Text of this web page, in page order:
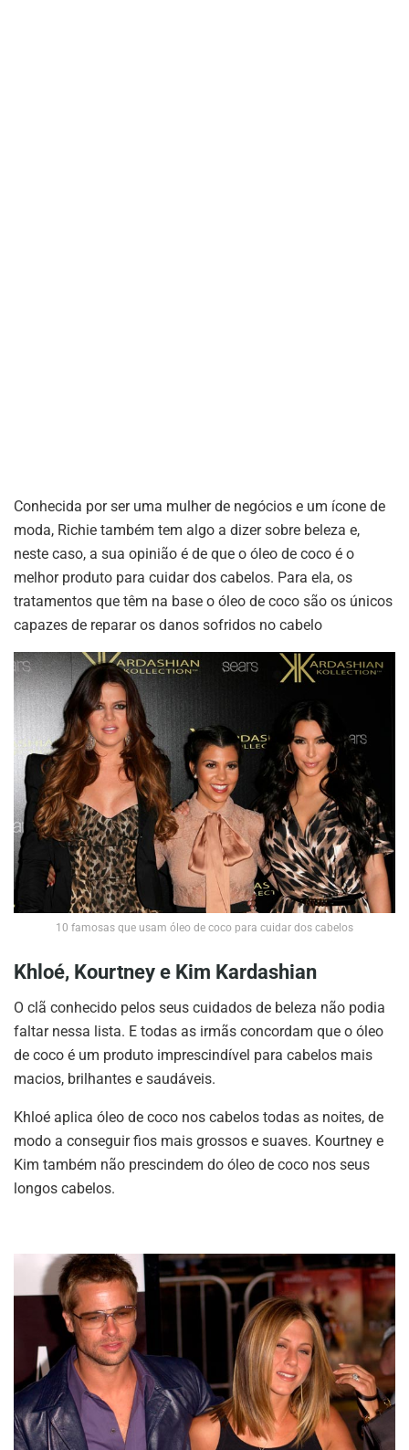
Conhecida por ser uma mulher de negócios e um ícone de
moda, Richie também tem algo a dizer sobre beleza e,
neste caso, a sua opinião é de que o óleo de coco é o
melhor produto para cuidar dos cabelos. Para ela, os
tratamentos que têm na base o óleo de coco são os únicos
capazes de reparar os danos sofridos no cabelo
10 famosas que usam óleo de coco para cuidar dos cabelos
Khloé, Kourtney e Kim Kardashian
O clã conhecido pelos seus cuidados de beleza não podia
faltar nessa lista. E todas as irmãs concordam que o óleo
de coco é um produto imprescindível para cabelos mais
macios, brilhantes e saudáveis.
Khloé aplica óleo de coco nos cabelos todas as noites, de
modo a conseguir fios mais grossos e suaves. Kourtney e
Kim também não prescindem do óleo de coco nos seus
longos cabelos.